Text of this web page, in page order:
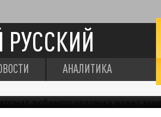
АНАЛИТИКА